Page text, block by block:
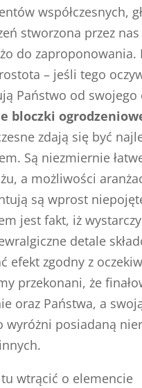
współczesnych,
stworzona przez
do
– jeśli tego
Państwo od swojego
bloczki
zdają się być
Są niezmiernie
a możliwości
są wprost
jest fakt, iż wystarczy
detale
efekt zgodny z
przekonani, że
oraz Państwa, a
wyróżni posiadaną
wtrącić o elemencie